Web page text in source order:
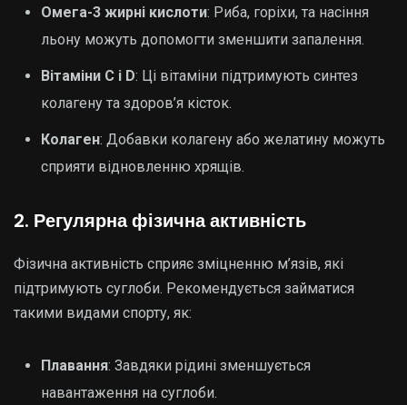
Омега-3 жирні кислоти: Риба, горіхи, та насіння
льону можуть допомогти зменшити запалення.
Вітаміни C і D: Ці вітаміни підтримують синтез
колагену та здоров’я кісток.
Колаген: Добавки колагену або желатину можуть
сприяти відновленню хрящів.
2. Регулярна фізична активність
Фізична активність сприяє зміцненню м’язів, які
підтримують суглоби. Рекомендується займатися
такими видами спорту, як:
Плавання: Завдяки рідині зменшується
навантаження на суглоби.